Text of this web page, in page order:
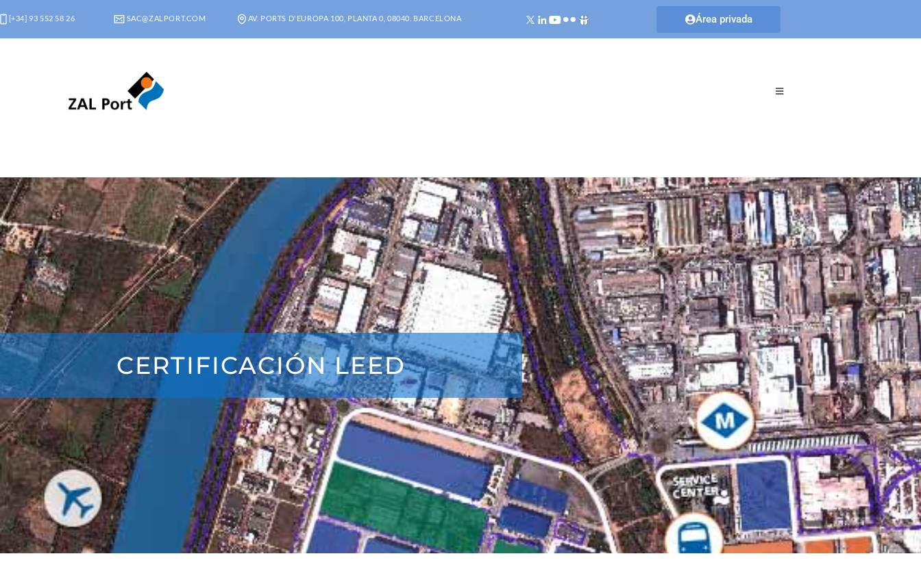
[+34] 93 552 58 26 SAC@ZALPORT.COM AV. PORTS D'EUROPA 100, PLANTA 0, 08040. BARCELONA Área privada
CERTIFICACIÓN LEED